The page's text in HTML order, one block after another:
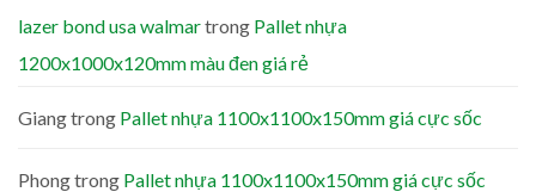
lazer bond usa walmartrong Pallet nhựa
1200x1000x120mm màu đen giá rẻ
Giangtrong Pallet nhựa 1100x1100x150mm giá cực sốc
Phongtrong Pallet nhựa 1100x1100x150mm giá cực sốc